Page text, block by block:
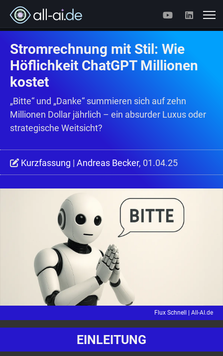
Stromrechnung mit Stil: Wie
Höflichkeit ChatGPT Millionen
kostet
„Bitte“ und „Danke“ summieren sich auf zehn
Millionen Dollar jährlich – ein absurder Luxus oder
strategische Weitsicht?
Kurzfassung | Andreas Becker, 01.04.25
Flux Schnell | All-AI.de
EINLEITUNG